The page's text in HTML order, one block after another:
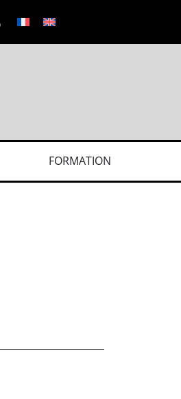
FORMATION